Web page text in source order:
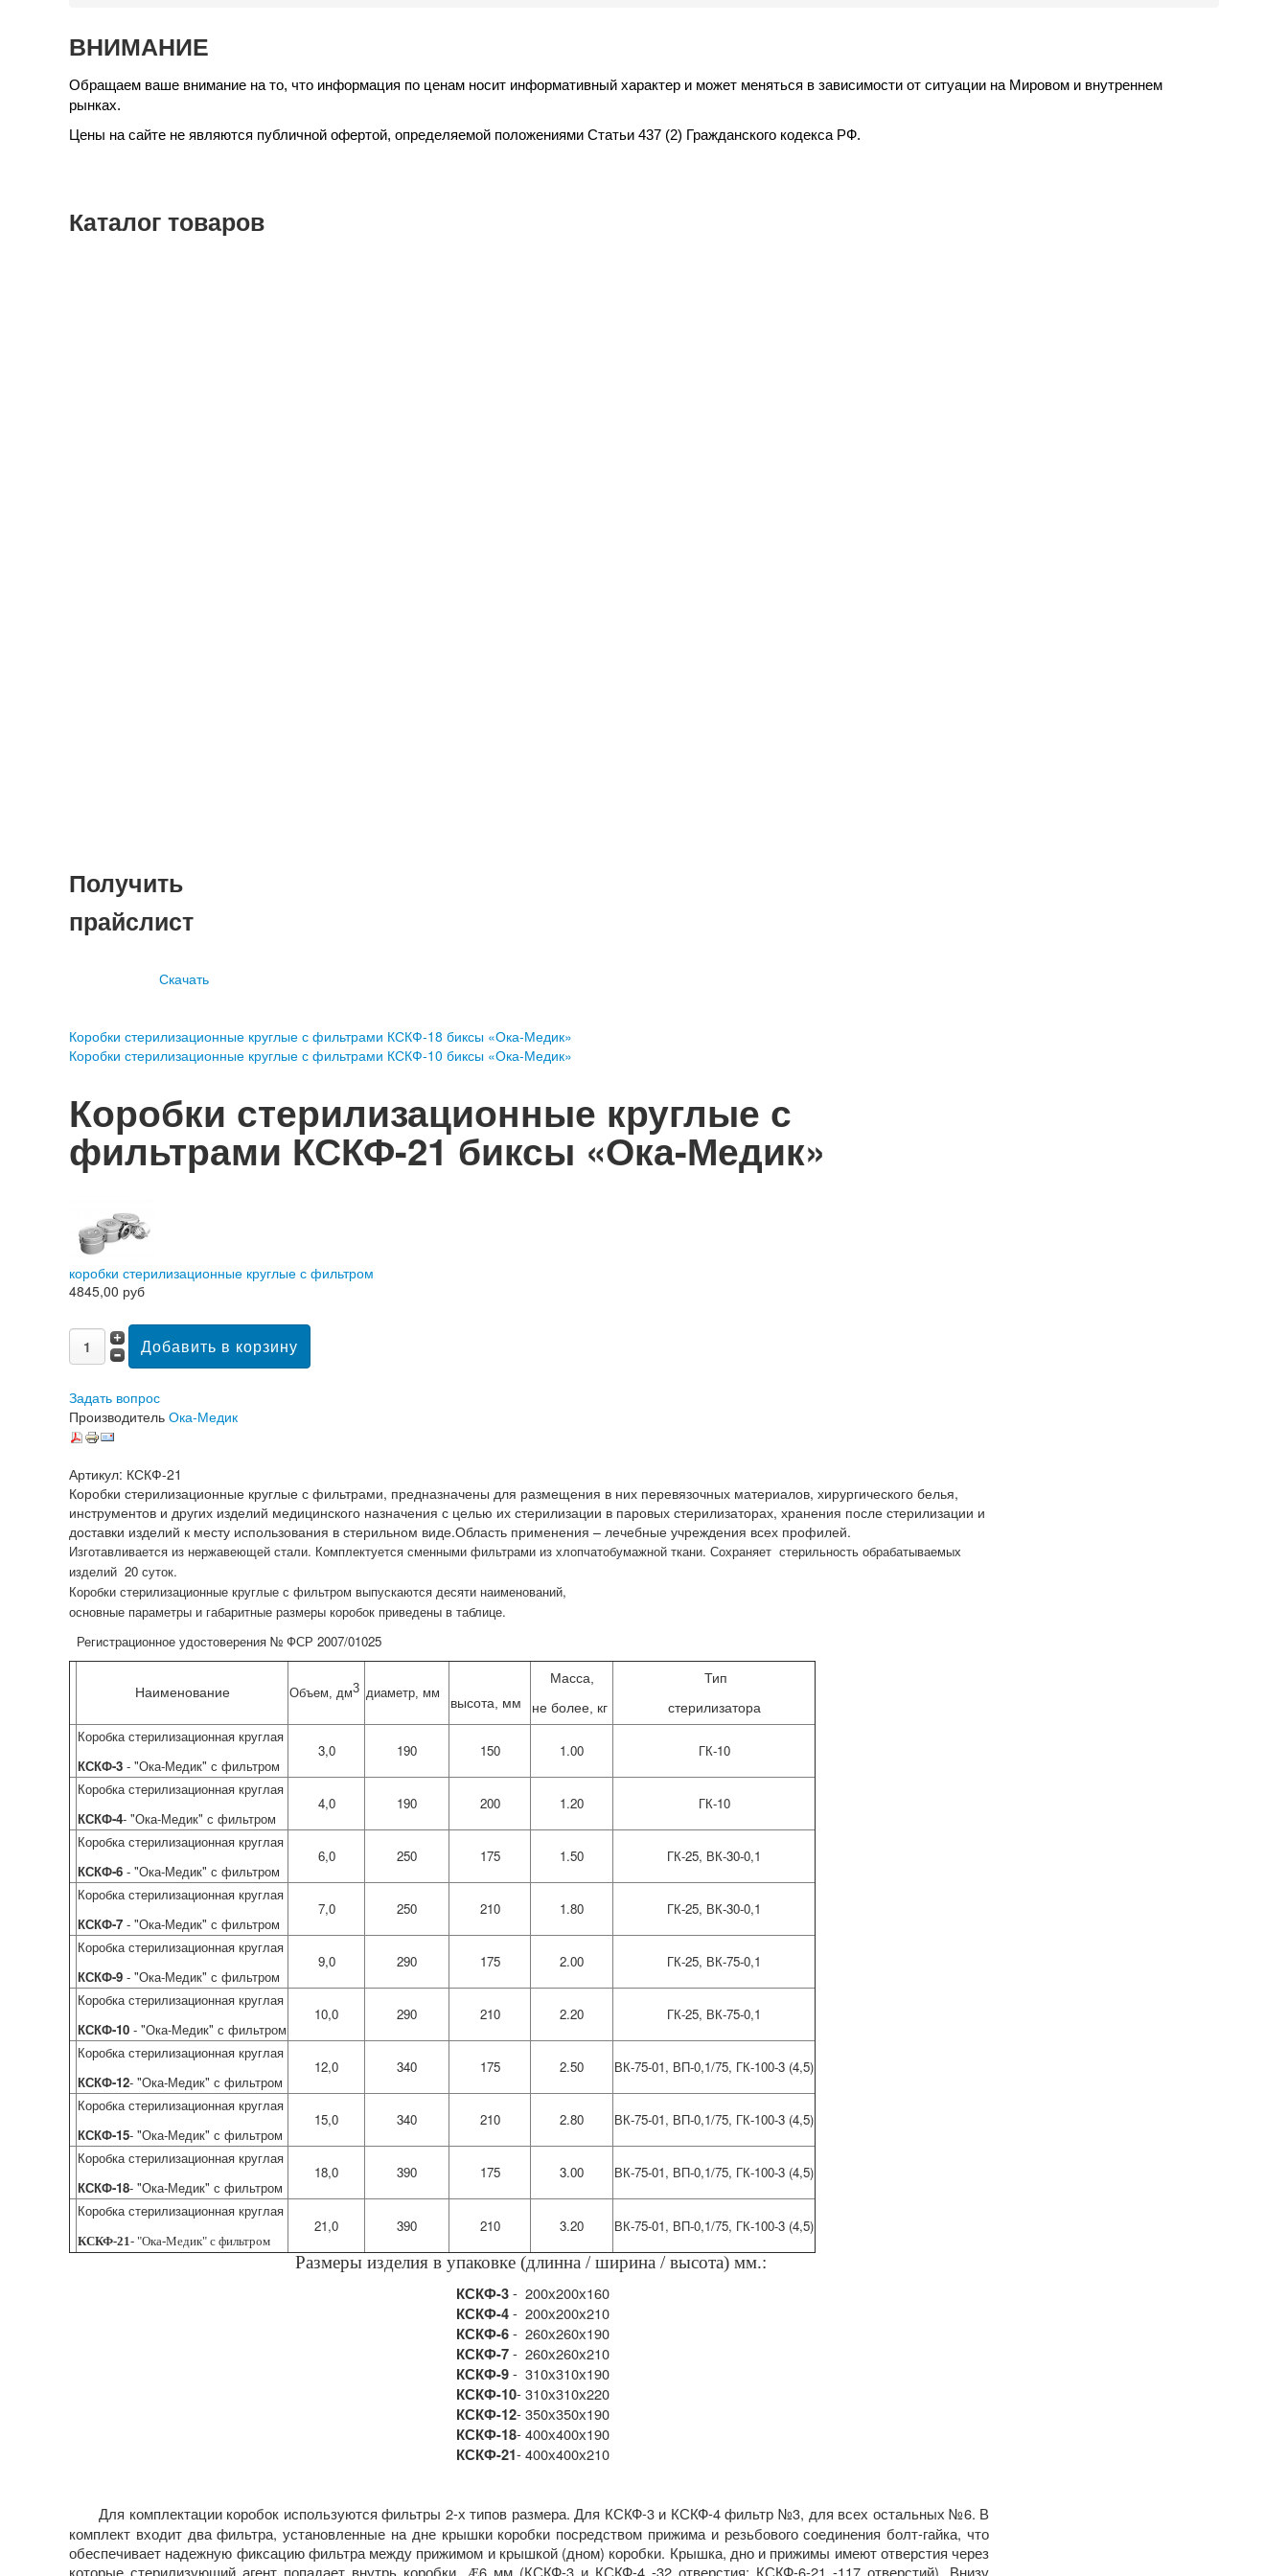
ВНИМАНИЕ
Обращаем ваше внимание на то, что информация по ценам носит информативный характер и может меняться в зависимости от ситуации на Мировом и внутреннем
рынках.
Цены на сайте не являются публичной офертой, определяемой положениями Статьи 437 (2) Гражданского кодекса РФ.
Каталогтоваров
Получить
прайслист
Скачать
Коробки стерилизационные круглые с фильтрами КСКФ-18 биксы «Ока-Медик»
Коробки стерилизационные круглые с фильтрами КСКФ-10 биксы «Ока-Медик»
Коробки стерилизационные круглые с
фильтрами КСКФ-21 биксы «Ока-Медик»
коробки стерилизационные круглые с фильтром
4845,00 руб
Задать вопрос
Производитель Ока-Медик
Артикул: КСКФ-21
Коробки стерилизационные круглые с фильтрами, предназначены для размещения в них перевязочных материалов, хирургического белья,
инструментов и других изделий медицинского назначения с целью их стерилизации в паровых стерилизаторах, хранения после стерилизации и
доставки изделий к месту использования в стерильном виде.Область применения – лечебные учреждения всех профилей.
Изготавливается из нержавеющей стали. Комплектуется сменными фильтрами из хлопчатобумажной ткани. Сохраняет стерильность обрабатываемых
изделий 20 суток.
Коробки стерилизационные круглые с фильтром выпускаются десяти наименований,
основные параметры и габаритные размеры коробок приведены в таблице.
Регистрационное удостоверения № ФСР 2007/01025
Наименование Объем, дм3 диаметр, мм
высота, мм
Масса,
не более, кг
Тип
стерилизатора
Коробка стерилизационная круглая
КСКФ-3 - "Ока-Медик" с фильтром
3,0 190 150 1.00 ГК-10
Коробка стерилизационная круглая
КСКФ-4- "Ока-Медик" с фильтром
4,0 190 200 1.20 ГК-10
Коробка стерилизационная круглая
КСКФ-6 - "Ока-Медик" с фильтром
6,0 250 175 1.50 ГК-25, ВК-30-0,1
Коробка стерилизационная круглая
КСКФ-7 - "Ока-Медик" с фильтром
7,0 250 210 1.80 ГК-25, ВК-30-0,1
Коробка стерилизационная круглая
КСКФ-9 - "Ока-Медик" с фильтром
9,0 290 175 2.00 ГК-25, ВК-75-0,1
Коробка стерилизационная круглая
КСКФ-10 - "Ока-Медик" с фильтром
10,0 290 210 2.20 ГК-25, ВК-75-0,1
Коробка стерилизационная круглая
КСКФ-12- "Ока-Медик" с фильтром
12,0 340 175 2.50 ВК-75-01, ВП-0,1/75, ГК-100-3 (4,5)
Коробка стерилизационная круглая
КСКФ-15- "Ока-Медик" с фильтром
15,0 340 210 2.80 ВК-75-01, ВП-0,1/75, ГК-100-3 (4,5)
Коробка стерилизационная круглая
КСКФ-18- "Ока-Медик" с фильтром
18,0 390 175 3.00 ВК-75-01, ВП-0,1/75, ГК-100-3 (4,5)
Коробка стерилизационная круглая
КСКФ-21- "Ока-Медик" с фильтром
21,0 390 210 3.20 ВК-75-01, ВП-0,1/75, ГК-100-3 (4,5)
Размеры изделия в упаковке (длинна / ширина / высота) мм.:
КСКФ-3- 200х200х160
КСКФ-4- 200х200х210
КСКФ-6- 260х260х190
КСКФ-7- 260х260х210
КСКФ-9- 310х310х190
КСКФ-10- 310х310х220
КСКФ-12- 350х350х190
КСКФ-18- 400х400х190
КСКФ-21- 400х400х210
Для комплектации коробок используются фильтры 2-х типов размера. Для КСКФ-3 и КСКФ-4 фильтр №3, для всех остальных №6. В
комплект входит два фильтра, установленные на дне крышки коробки посредством прижима и резьбового соединения болт-гайка, что
обеспечивает надежную фиксацию фильтра между прижимом и крышкой (дном) коробки. Крышка, дно и прижимы имеют отверстия через
которые стерилизующий агент попадает внутрь коробки,
6 мм (КСКФ-3 и КСКФ-4 -32 отверстия; КСКФ-6-21 -117 отверстий). Внизу